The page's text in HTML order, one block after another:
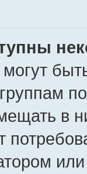
в